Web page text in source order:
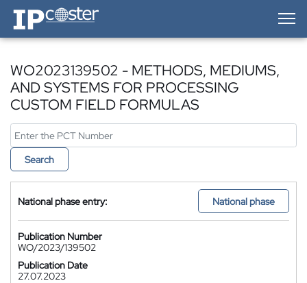
IP-Coster — Home
WO2023139502 - METHODS, MEDIUMS,
AND SYSTEMS FOR PROCESSING
CUSTOM FIELD FORMULAS
Search
National phase entry: National phase
Publication Number
WO/2023/139502
Publication Date
27.07.2023